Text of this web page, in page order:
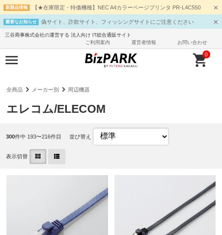
新製品情報 【★在庫限定・特価機種】NEC A4カラーページプリンタ PR-L4C550
重要なお知らせ 偽サイト、詐欺サイト、フィッシングサイトにご注意ください
三谷商事株式会社の運営する 法人向け IT総合通販サイト
ご利用案内
運営者情報 お問い合わせ
0
全商品 メーカー別 周辺機器
エレコム/ELECOM
300件中 193〜216件目 並び替え
表示切替